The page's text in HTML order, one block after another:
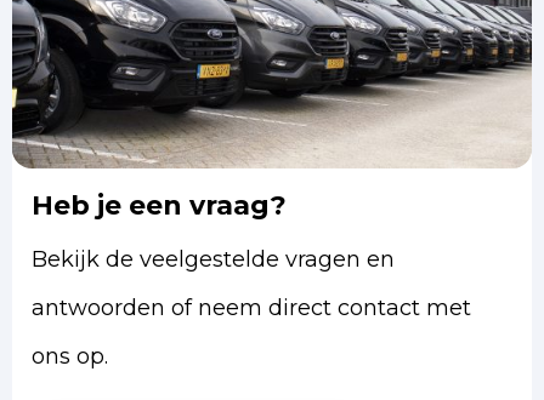
Heb je een vraag?
Bekijk de veelgestelde vragen en
antwoorden of neem direct contact met
ons op.